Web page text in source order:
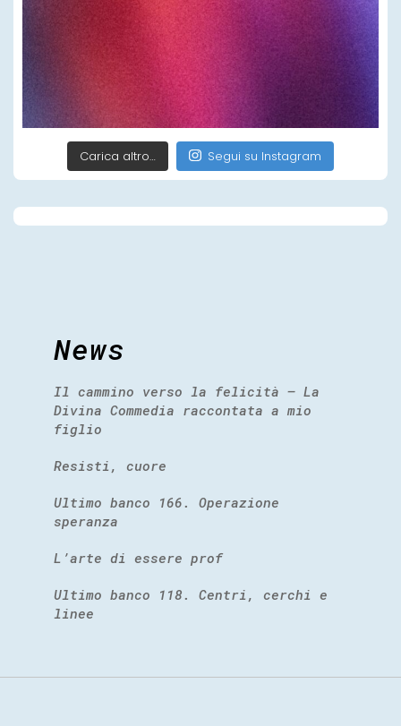
Carica altro… Segui su Instagram
News
Il cammino verso la felicità – La
Divina Commedia raccontata a mio
figlio
Resisti, cuore
Ultimo banco 166. Operazione
speranza
L’arte di essere prof
Ultimo banco 118. Centri, cerchi e
linee